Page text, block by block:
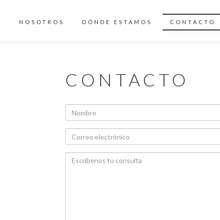
NOSOTROS DÓNDE ESTAMOS CONTACTO
CONTACTO